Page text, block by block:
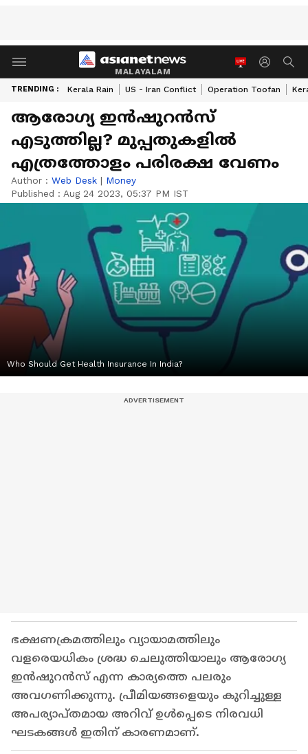
MALAYALAM
TRENDING : Kerala Rain US - Iran Conflict Operation Toofan
ആരോഗ്യ ഇൻഷുറൻസ്
എടുത്തില്ല? മുപ്പതുകളിൽ
എത്രത്തോളം പരിരക്ഷ വേണം
Author : Web Desk | Money
Published : Aug 24 2023, 05:37 PM IST
Who Should Get Health Insurance In India?
ഭക്ഷണക്രമത്തിലും വ്യായാമത്തിലും
വളരെയധികം ശ്രദ്ധ ചെലുത്തിയാലും ആരോഗ്യ
ഇൻഷുറൻസ് എന്ന കാര്യത്തെ പലരും
അവഗണിക്കുന്നു. പ്രീമിയങ്ങളെയും കുറിച്ചുള്ള
അപര്യാപ്തമായ അറിവ് ഉൾപ്പെടെ നിരവധി
ഘടകങ്ങൾ ഇതിന് കാരണമാണ്.